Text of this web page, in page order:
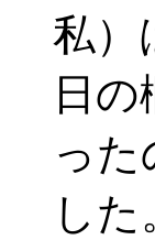
私）
日
っ
した